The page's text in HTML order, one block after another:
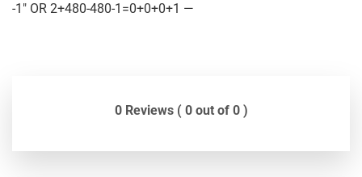
-1″ OR 2+480-480-1=0+0+0+1 —
0 Reviews ( 0 out of 0 )